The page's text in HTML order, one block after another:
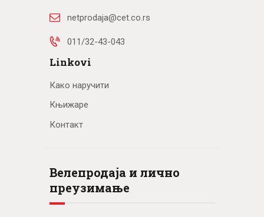
netprodaja@cet.co.rs
011/32-43-043
Linkovi
Како наручити
Књижаре
Контакт
Велепродаја и лично
преузимање